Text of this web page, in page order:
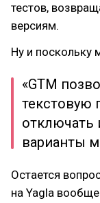
тестов,
версиям.
Ну и поскольку
«GTM
текстовую
отключать
варианты
Остается
на Yagla